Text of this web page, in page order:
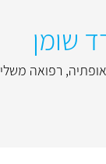
שומן
, רפואה